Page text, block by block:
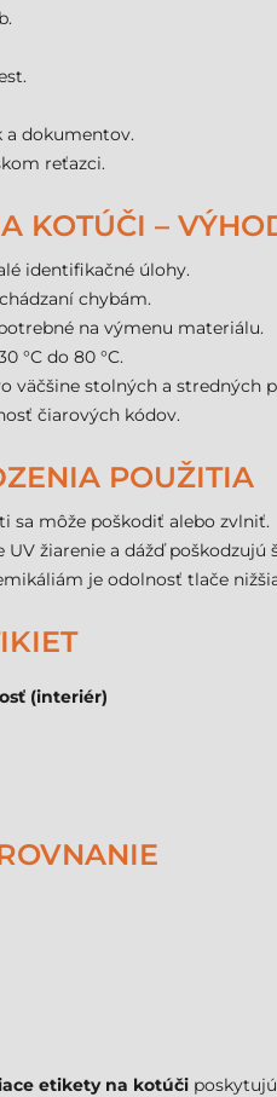
a dokumentov.
reťazci.
KOTÚČI –
identifikačné úlohy.
chybám.
na výmenu materiálu.
°C do 80 °C.
väčšine stolných a stredných
čiarových kódov.
POUŽITIA
sa môže poškodiť alebo zvlniť.
žiarenie a dážď poškodzujú
je odolnosť tlače
(interiér)
etikety na kotúči